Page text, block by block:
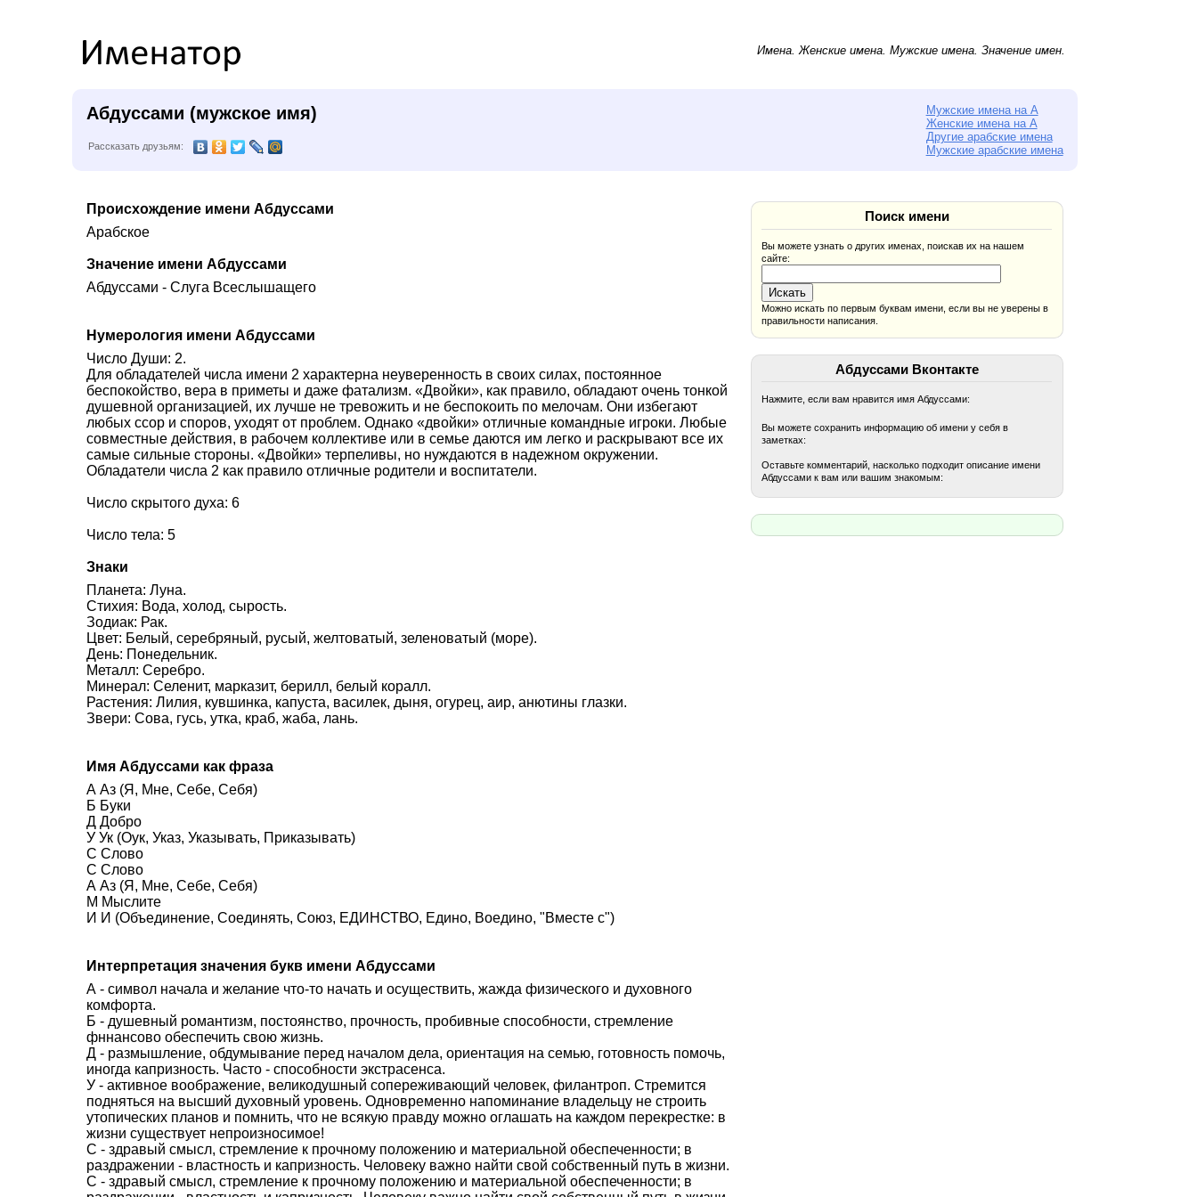
Имена.Женские имена.Мужские имена. Значение имен.
Абдуссами (мужское имя)
Мужские имена на А
Женские имена на А
Другие арабские имена
Мужские арабские имена
Рассказать друзьям:
Происхождение имени Абдуссами
Арабское
Значение имени Абдуссами
Абдуссами - Слуга Всеслышащего
Нумерология имени Абдуссами
Число Души: 2.
Для обладателей числа имени 2 характерна неуверенность в своих силах, постоянное
беспокойство, вера в приметы и даже фатализм. «Двойки», как правило, обладают очень тонкой
душевной организацией, их лучше не тревожить и не беспокоить по мелочам. Они избегают
любых ссор и споров, уходят от проблем. Однако «двойки» отличные командные игроки. Любые
совместные действия, в рабочем коллективе или в семье даются им легко и раскрывают все их
самые сильные стороны. «Двойки» терпеливы, но нуждаются в надежном окружении.
Обладатели числа 2 как правило отличные родители и воспитатели.
Число скрытого духа: 6
Число тела: 5
Знаки
Планета: Луна.
Стихия: Вода, холод, сырость.
Зодиак: Рак.
Цвет: Белый, серебряный, русый, желтоватый, зеленоватый (море).
День: Понедельник.
Металл: Серебро.
Минерал: Селенит, марказит, берилл, белый коралл.
Растения: Лилия, кувшинка, капуста, василек, дыня, огурец, аир, анютины глазки.
Звери: Сова, гусь, утка, краб, жаба, лань.
Имя Абдуссами как фраза
А Аз (Я, Мне, Себе, Себя)
Б Буки
Д Добро
У Ук (Оук, Указ, Указывать, Приказывать)
С Слово
С Слово
А Аз (Я, Мне, Себе, Себя)
М Мыслите
И И (Объединение, Соединять, Союз, ЕДИНСТВО, Едино, Воедино, "Вместе с")
Интерпретация значения букв имени Абдуссами
А - символ начала и желание что-то начать и осуществить, жажда физического и духовного
комфорта.
Б - душевный романтизм, постоянство, прочность, пробивные способности, стремление
фннансово обеспечить свою жизнь.
Д - размышление, обдумывание перед началом дела, ориентация на семью, готовность помочь,
иногда капризность. Часто - способности экстрасенса.
У - активное воображение, великодушный сопереживающий человек, филантроп. Стремится
подняться на высший духовный уровень. Одновременно напоминание владельцу не строить
утопических планов и помнить, что не всякую правду можно оглашать на каждом перекрестке: в
жизни существует непроизносимое!
С - здравый смысл, стремление к прочному положению и материальной обеспеченности; в
раздражении - властность и капризность. Человеку важно найти свой собственный путь в жизни.
С - здравый смысл, стремление к прочному положению и материальной обеспеченности; в
Поиск имени
Вы можете узнать о других именах, поискав их на нашем
сайте:
Можно искать по первым буквам имени, если вы не уверены в
правильности написания.
Абдуссами Вконтакте
Нажмите, если вам нравится имя Абдуссами:
Вы можете сохранить информацию об имени у себя в
заметках:
Оставьте комментарий, насколько подходит описание имени
Абдуссами к вам или вашим знакомым: